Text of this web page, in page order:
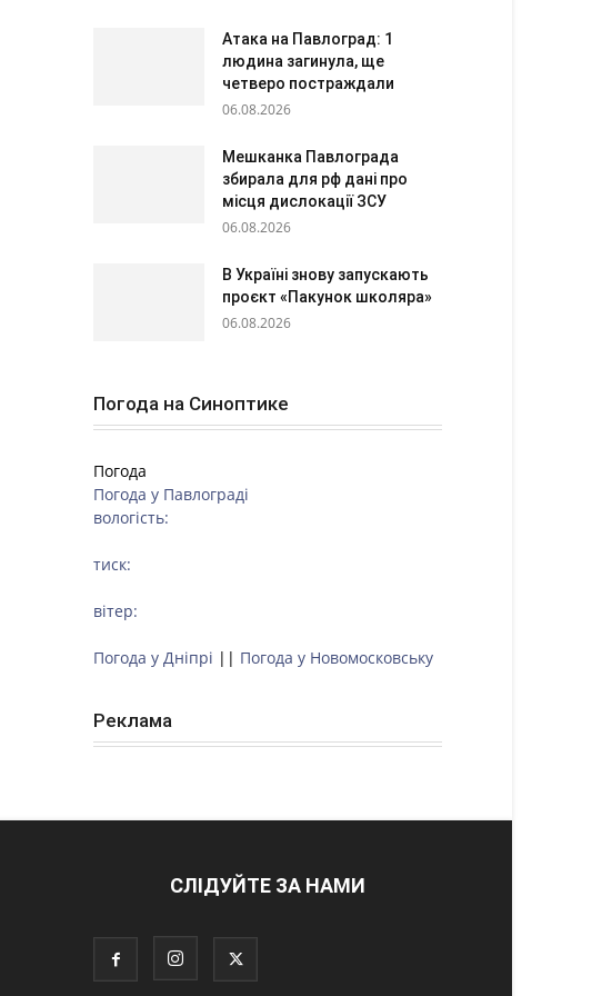
Атака на Павлоград: 1
людина загинула, ще
четверо постраждали
06.08.2026
Мешканка Павлограда
збирала для рф дані про
місця дислокації ЗСУ
06.08.2026
В Україні знову запускають
проєкт «Пакунок школяра»
06.08.2026
Погода на Синоптике
Погода
Погода у Павлограді
вологість:
тиск:
вітер:
Погода у Дніпрі || Погода у Новомосковську
Реклама
СЛІДУЙТЕ ЗА НАМИ